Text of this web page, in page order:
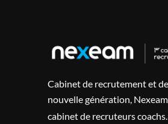
Cabinet de recrutement et
nouvelle génération,
cabinet de recruteurs coachs.